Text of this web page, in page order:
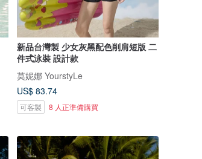
新品台灣製 少女灰黑配色削肩短版 二
件式泳裝 設計款
莫妮娜 YourstyLe
US$ 83.74
可客製 8 人正準備購買